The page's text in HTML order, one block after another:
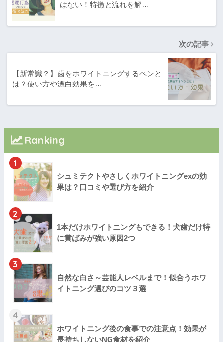
はない！特徴と流れを解…
次の記事
【新常識？】歯をホワイトニングするペンと
は？使い方や漂白効果を…
Ranking
1
シュミテクトやさしくホワイトニングexの効
果は？口コミや選び方を紹介
2
1本だけホワイトニングもできる！犬歯だけ特
に黄ばみが強い原因2つ
3
自然な白さ～芸能人レベルまで！似合うホワ
イトニング選びのコツ３選
4
ホワイトニング後の食事での注意点！効果が
長持ちしないNG食材を紹介